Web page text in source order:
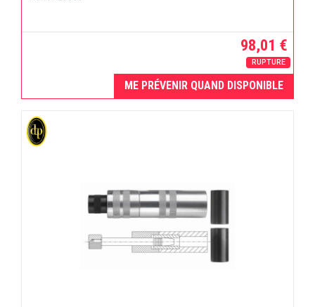
98,01 €
RUPTURE
ME PRÉVENIR QUAND DISPONIBLE